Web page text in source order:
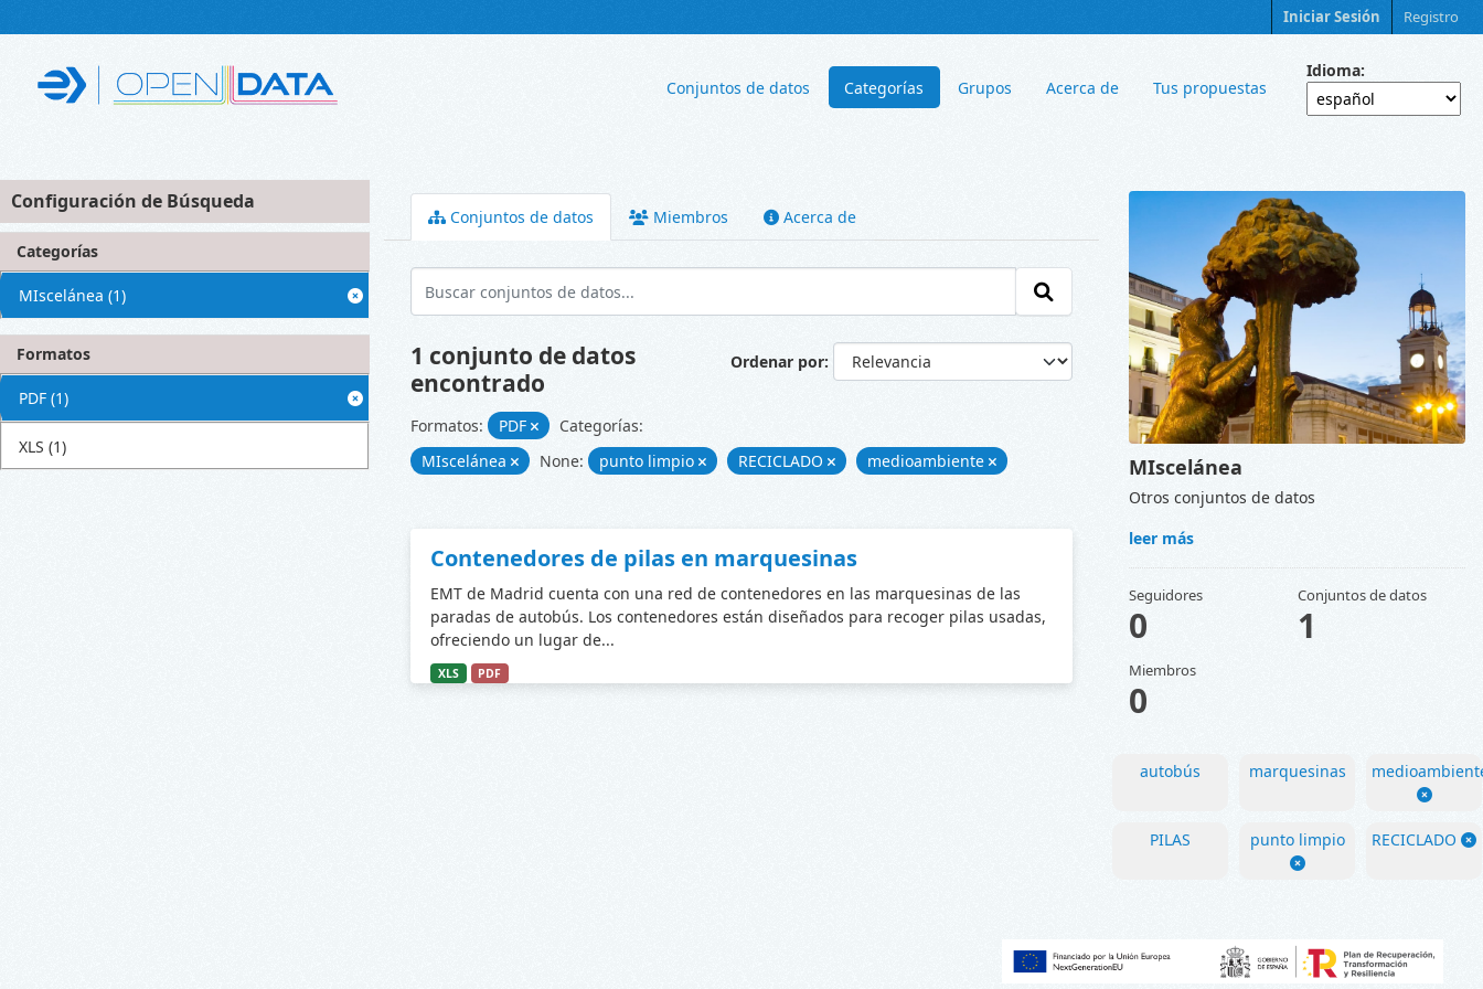
Iniciar Sesión Registro
Conjuntos de datos Categorías Grupos Acerca de Tus propuestas
Idioma
Configuración de Búsqueda
Categorías
MIscelánea (1)
Formatos
PDF (1)
XLS (1)
Conjuntos de datos Miembros Acerca de
Ordenar por
1 conjunto de datos
encontrado
Formatos: PDF
Categorías:
MIscelánea
None: punto limpio RECICLADO medioambiente
Contenedores de pilas en marquesinas
EMT de Madrid cuenta con una red de contenedores en las marquesinas de las
paradas de autobús. Los contenedores están diseñados para recoger pilas usadas,
ofreciendo un lugar de...
XLS PDF
MIscelánea
Otros conjuntos de datos
leer más
Seguidores
0
Conjuntos de datos
1
Miembros
0
autobús marquesinas
PILAS punto limpio RECICLADO